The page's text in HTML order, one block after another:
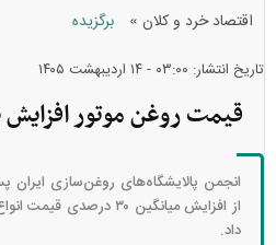
اقتصاد خرد و کلان » برگزیده
تاریخ انتشار: ۰۳:۰۰ - ۱۴ ارديبهشت ۱۴۰۵
قیمت روغن موتور
انجمن پالایشگاه‌های روغن‌سازی ایران
از افزایش میانگین ۳۰
داد.